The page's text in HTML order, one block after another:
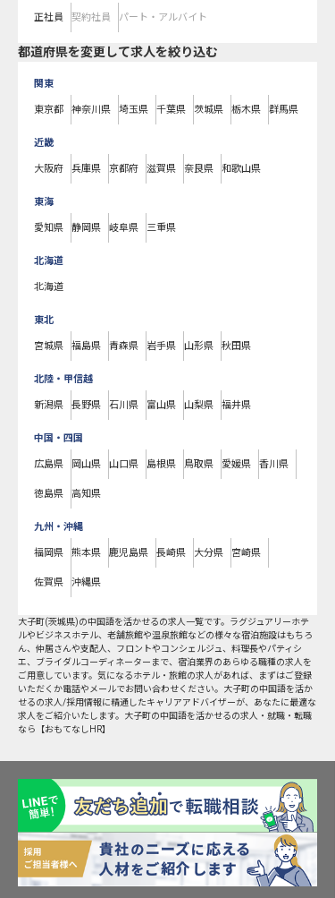
正社員 契約社員 パート・アルバイト
都道府県を変更して求人を絞り込む
関東
東京都 神奈川県 埼玉県 千葉県 茨城県 栃木県 群馬県
近畿
大阪府 兵庫県 京都府 滋賀県 奈良県 和歌山県
東海
愛知県 静岡県 岐阜県 三重県
北海道
北海道
東北
宮城県 福島県 青森県 岩手県 山形県 秋田県
北陸・甲信越
新潟県 長野県 石川県 富山県 山梨県 福井県
中国・四国
広島県 岡山県 山口県 島根県 鳥取県 愛媛県 香川県
徳島県 高知県
九州・沖縄
福岡県 熊本県 鹿児島県 長崎県 大分県 宮崎県
佐賀県 沖縄県
大子町(茨城県)の中国語を活かせるの求人一覧です。ラグジュアリーホテ
ルやビジネスホテル、老舗旅館や温泉旅館などの様々な宿泊施設はもちろ
ん、仲居さんや支配人、フロントやコンシェルジュ、料理長やパティシ
エ、ブライダルコーディネーターまで、宿泊業界のあらゆる職種の求人を
ご用意しています。気になるホテル・旅館の求人があれば、まずはご登録
いただくか電話やメールでお問い合わせください。大子町の中国語を活か
せるの求人/採用情報に精通したキャリアアドバイザーが、あなたに最適な
求人をご紹介いたします。大子町の中国語を活かせるの求人・就職・転職
なら【おもてなしHR】